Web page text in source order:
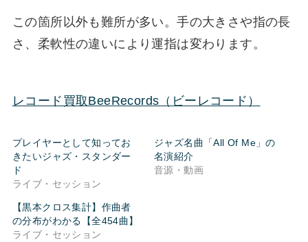
この箇所以外も難所が多い。手の大きさや指の長
さ、柔軟性の違いにより運指は変わります。
レコード買取BeeRecords（ビーレコード）
プレイヤーとして知ってお
きたいジャズ・スタンダー
ド
ライブ・セッション
ジャズ名曲「All Of Me」の
名演紹介
音源・動画
【黒本クロス集計】作曲者
の分布がわかる【全454曲】
ライブ・セッション